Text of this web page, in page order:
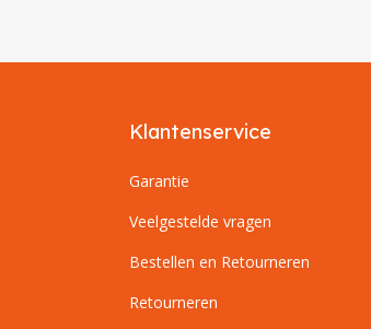
Klantenservice
Garantie
Veelgestelde vragen
Bestellen en Retourneren
Retourneren